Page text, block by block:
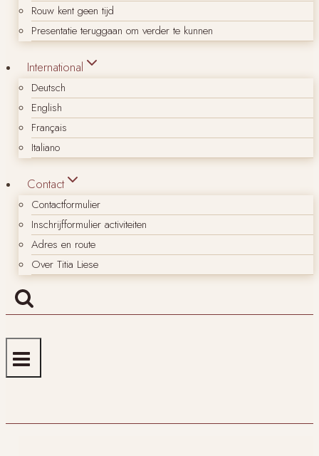
Rouw kent geen tijd
Presentatie teruggaan om verder te kunnen
International
Deutsch
English
Français
Italiano
Contact
Contactformulier
Inschrijfformulier activiteiten
Adres en route
Over Titia Liese